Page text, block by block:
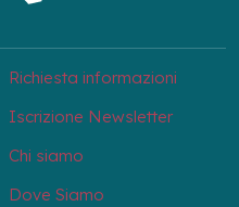
Richiesta informazioni
Iscrizione Newsletter
Chi siamo
Dove Siamo